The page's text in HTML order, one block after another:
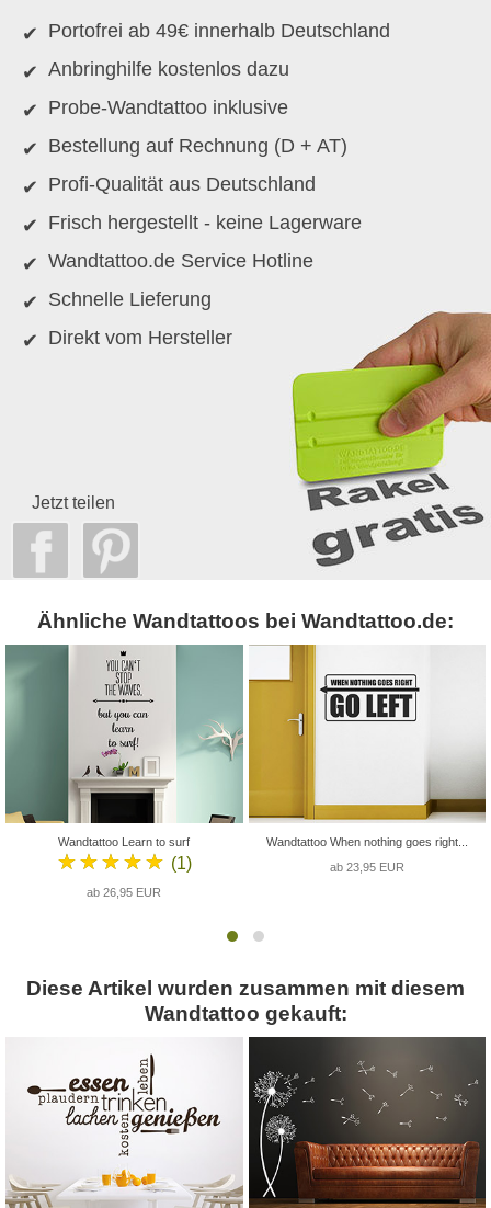
Portofrei ab 49€ innerhalb Deutschland
Anbringhilfe kostenlos dazu
Probe-Wandtattoo inklusive
Bestellung auf Rechnung (D + AT)
Profi-Qualität aus Deutschland
Frisch hergestellt - keine Lagerware
Wandtattoo.de Service Hotline
Schnelle Lieferung
Direkt vom Hersteller
Jetzt teilen
Ähnliche Wandtattoos bei Wandtattoo.de:
Wandtattoo Learn to surf
★★★★★ (1)
ab 26,95 EUR
Wandtattoo When nothing goes right...
ab 23,95 EUR
Diese Artikel wurden zusammen mit diesem
Wandtattoo gekauft: